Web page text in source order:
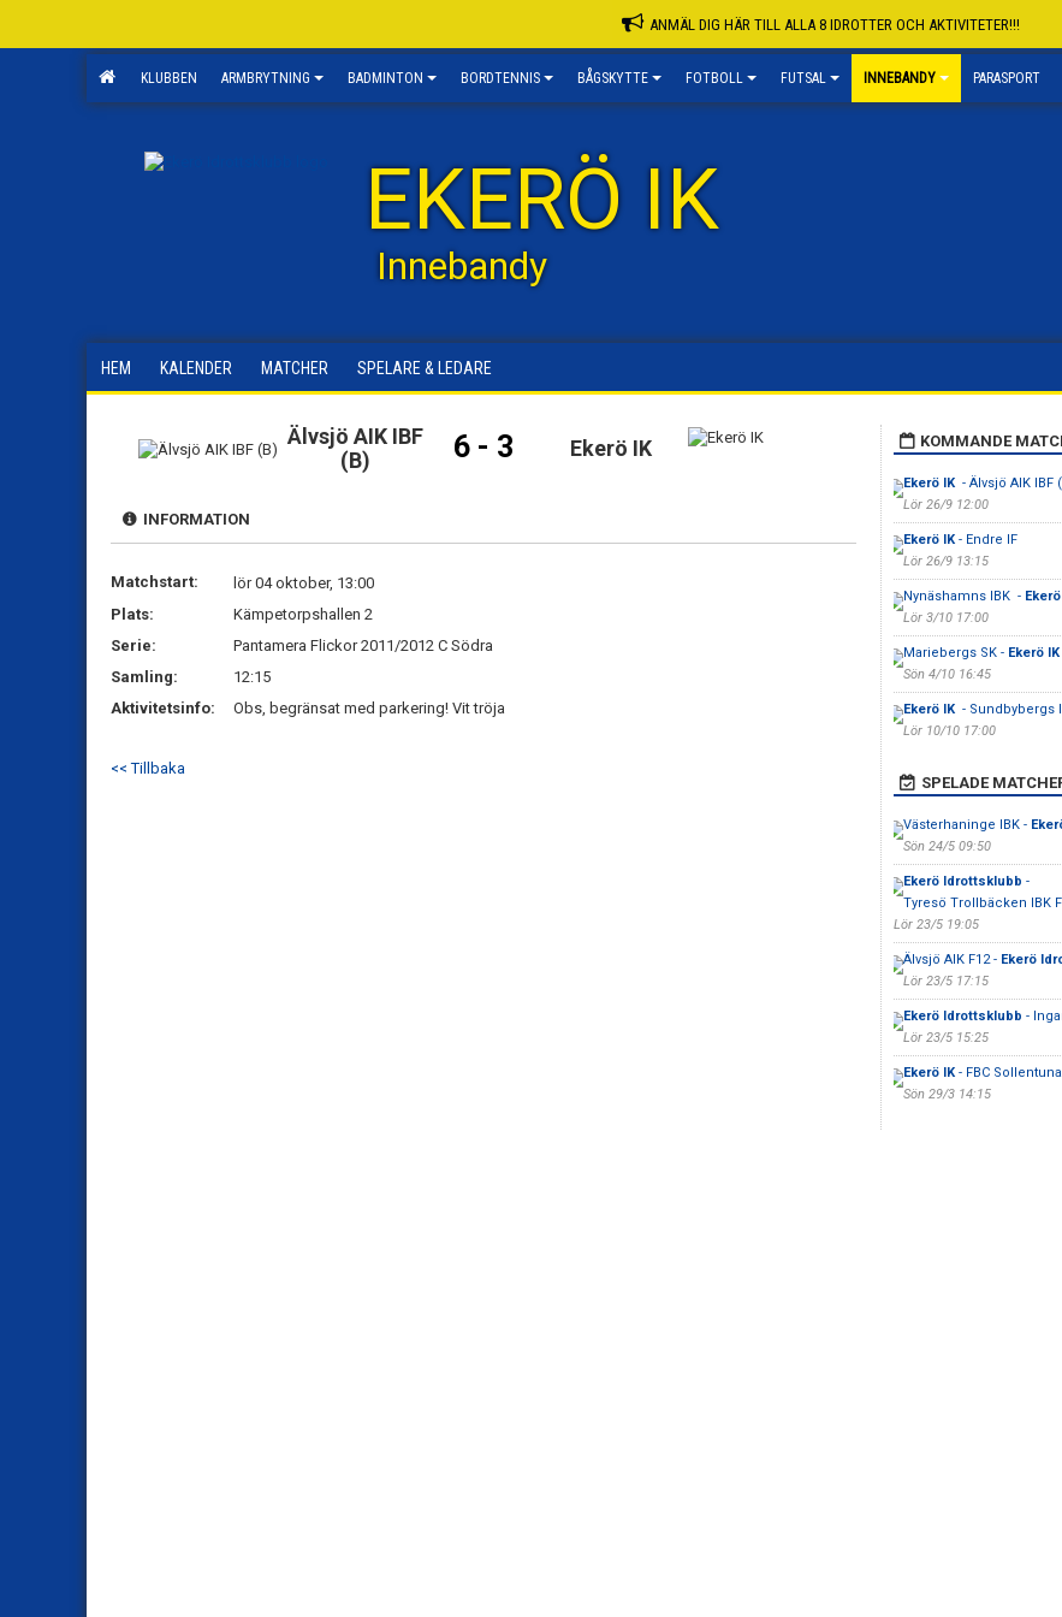
ANMÄL DIG HÄR TILL ALLA 8 IDROTTER OCH AKTIVITETER!!!
KLUBBEN ARMBRYTNING BADMINTON BORDTENNIS BÅGSKYTTE FOTBOLL FUTSAL INNEBANDY PARASPORT
EKERÖ IK
Innebandy
HEM KALENDER MATCHER SPELARE & LEDARE
Älvsjö AIK IBF
(B)
6 - 3 Ekerö IK
INFORMATION
Matchstart:
lör 04 oktober, 13:00
Plats:
Kämpetorpshallen 2
Serie:
Pantamera Flickor 2011/2012 C Södra
Samling:
12:15
Aktivitetsinfo:
Obs, begränsat med parkering! Vit tröja
<< Tillbaka
KOMMANDE
Ekerö IK - Älvsjö AIK IBF
Lör 26/9 12:00
Ekerö IK- Endre IF
Lör 26/9 13:15
Nynäshamns IBK -
Lör 3/10 17:00
Mariebergs SK - Ekerö IK
Sön 4/10 16:45
Ekerö IK - Sundbybergs
Lör 10/10 17:00
SPELADE
Västerhaninge IBK -
Sön 24/5 09:50
Ekerö Idrottsklubb -
Tyresö Trollbäcken IBK
Lör 23/5 19:05
Älvsjö AIK F12 - Ekerö
Lör 23/5 17:15
Ekerö Idrottsklubb -
Lör 23/5 15:25
Ekerö IK- FBC
Sön 29/3 14:15